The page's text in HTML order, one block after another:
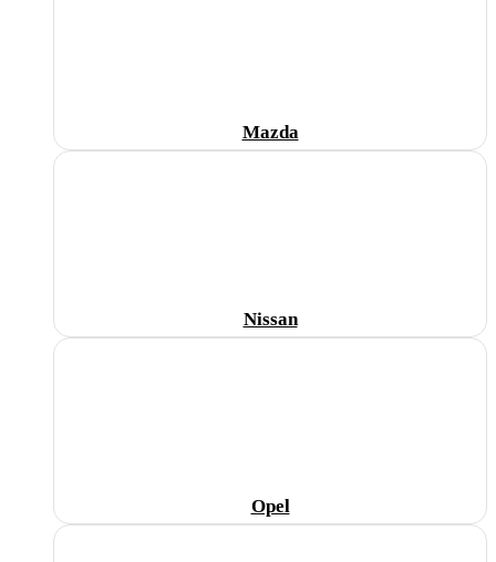
Mazda
Nissan
Opel